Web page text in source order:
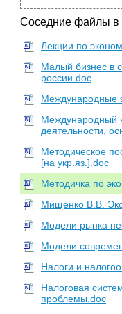
Соседние файлы в
Лекции по
Малый бизнес в
россии.doc
Международные
Международный
деятельности,
Методическое
[на укр.яз.].doc
Методичка по
Мищенко В.В.
Модели рынка
Модели
Налоги и
Налоговая
проблемы.doc